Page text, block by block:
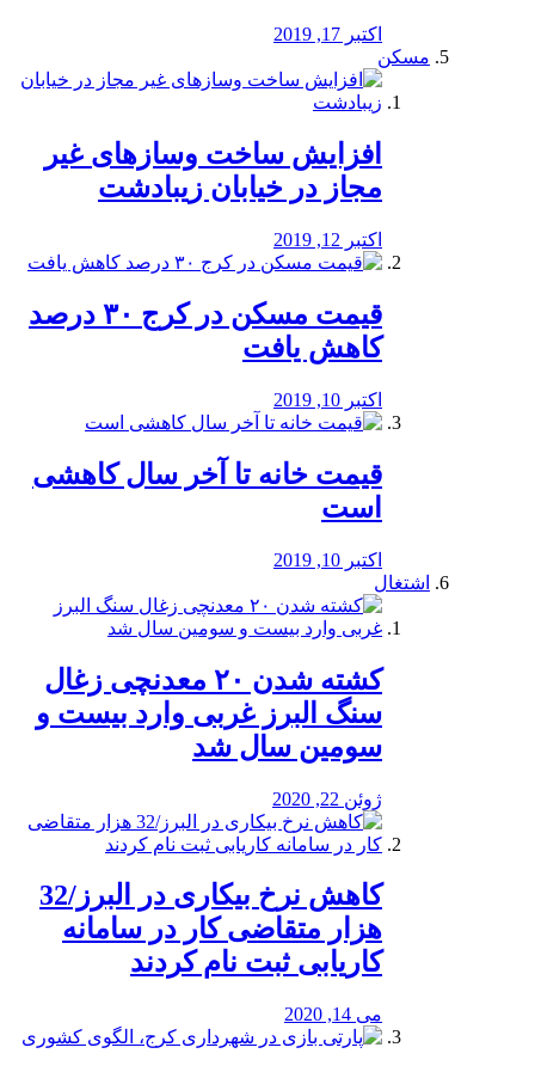
اکتبر 17, 2019
مسکن
افزایش ساخت وسازهای غیر
مجاز در خیابان زیبادشت
اکتبر 12, 2019
️قیمت مسکن در کرج ۳۰ درصد
کاهش یافت
اکتبر 10, 2019
قیمت خانه تا آخر سال کاهشی
است
اکتبر 10, 2019
اشتغال
کشته شدن ۲۰ معدنچی زغال
سنگ البرز غربی وارد بیست و
سومین سال شد
ژوئن 22, 2020
کاهش نرخ بیکاری در البرز/32
هزار متقاضی کار در سامانه
کاریابی ثبت نام کردند
می 14, 2020